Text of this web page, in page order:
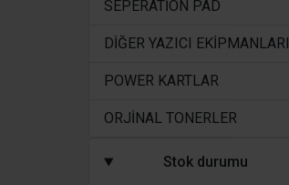
SEPERATİON PAD
DİĞER YAZICI EKİPMANLARI
POWER KARTLAR
ORJİNAL TONERLER
Stok durumu